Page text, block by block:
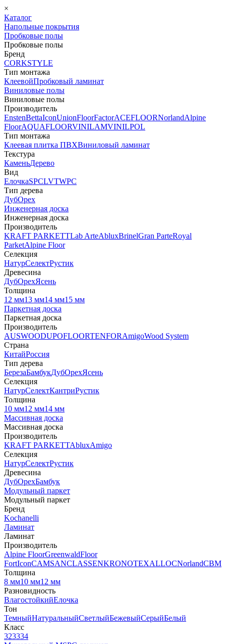
×
Каталог
Напольные покрытия
Пробковые полы
Пробковые полы
Бренд
CORKSTYLE
Тип монтажа
КлеевойПробковый ламинат
Виниловые полы
Виниловые полы
Производитель
EnstenBettaIconUnionFloorFactorACEFLOORNorlandAlpine
FloorAQUAFLOORVINILAMVINILPOL
Тип монтажа
Клеевая плитка ПВХВиниловый ламинат
Текстура
КаменьДерево
Вид
ЕлочкаSPCLVTWPC
Тип дерева
ДубОрех
Инженерная доска
Инженерная доска
Производитель
KRAFT PARKETTLab ArteAbluxBrinelGran ParteRoyal
ParketAlpine Floor
Селекция
НатурСелектРустик
Древесина
ДубОрехЯсень
Толщина
12 мм13 мм14 мм15 мм
Паркетная доска
Паркетная доска
Производитель
AUSWOODUPOFLOORTENFORAmigoWood System
Страна
КитайРоссия
Тип дерева
БерезаБамбукДубОрехЯсень
Селекция
НатурСелектКантриРустик
Толщина
10 мм12 мм14 мм
Массивная доска
Массивная доска
Производитель
KRAFT PARKETTAbluxAmigo
Селекция
НатурСелектРустик
Древесина
ДубОрехБамбук
Модульный паркет
Модульный паркет
Бренд
Kochanelli
Ламинат
Ламинат
Производитель
Alpine FloorGreenwaldFloor
FortIconCAMSANCLASSENKRONOTEXALLOCNorlandCBM
Толщина
8 мм10 мм12 мм
Разновидность
ВлагостойкийЕлочка
Тон
ТемныйНатуральныйСветлыйБежевыйСерыйБелый
Класс
323334